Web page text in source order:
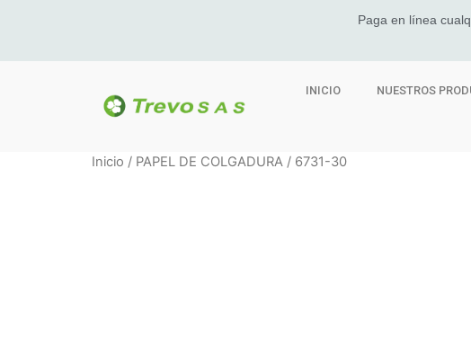
Paga en línea
INICIO NUESTROS
Inicio / PAPEL DE COLGADURA / 6731-30